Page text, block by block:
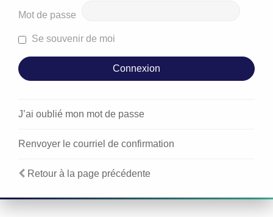
Mot de passe
Se souvenir de moi
J’ai oublié mon mot de passe
Renvoyer le courriel de confirmation
Retour à la page précédente